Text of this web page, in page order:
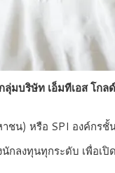
มบริษัท เอ็มทีเอส โกล
น) หรือ SPI องค์กร
นักลงทุนทุกระดับ เพื่